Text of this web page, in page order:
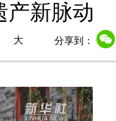
产新脉动
大 分享到：